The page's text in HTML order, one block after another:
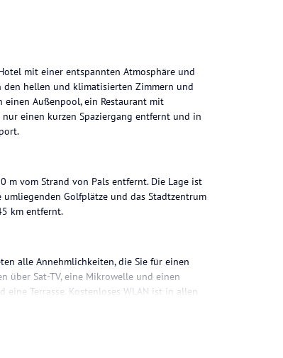
mit einer entspannten Atmosphäre und
den hellen und klimatisierten Zimmern und
einen Außenpool, ein Restaurant mit
einen kurzen Spaziergang entfernt und in
m vom Strand von Pals entfernt. Die Lage ist
Golfplätze und das Stadtzentrum
km entfernt.
alle Annehmlichkeiten, die Sie für einen
über Sat-TV, eine Mikrowelle und einen
Terrasse. Kostenloses WLAN ist in allen